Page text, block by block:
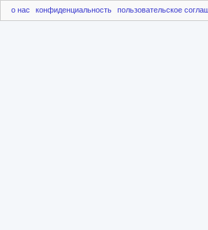
о нас конфиденциальность пользовательское